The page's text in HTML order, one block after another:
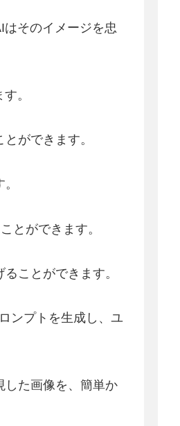
そのイメージを忠
。
ができます。
とができます。
ことができます。
ンプトを生成し、ユ
した画像を、簡単か